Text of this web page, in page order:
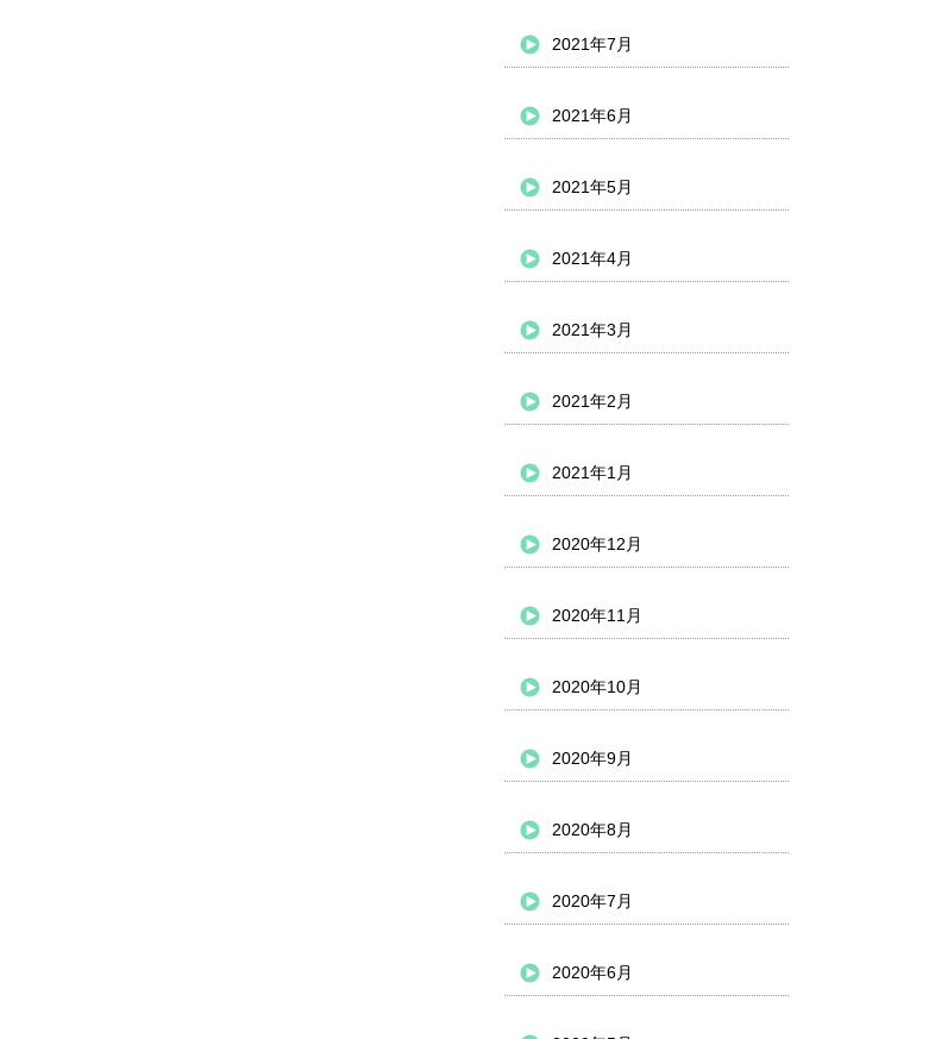
2021年7月
2021年6月
2021年5月
2021年4月
2021年3月
2021年2月
2021年1月
2020年12月
2020年11月
2020年10月
2020年9月
2020年8月
2020年7月
2020年6月